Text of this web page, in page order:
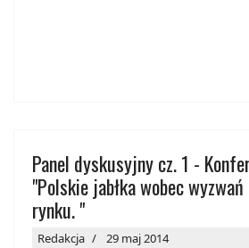
Panel dyskusyjny cz. 1 -
"Polskie jabłka wobec
rynku. "
Redakcja 29 maj 2014